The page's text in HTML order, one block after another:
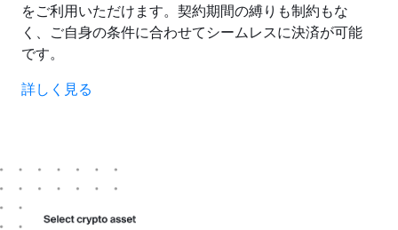
をご利用いただけます。契約期間の縛りも制約もな
く、ご自身の条件に合わせてシームレスに決済が可能
です。
詳しく見る